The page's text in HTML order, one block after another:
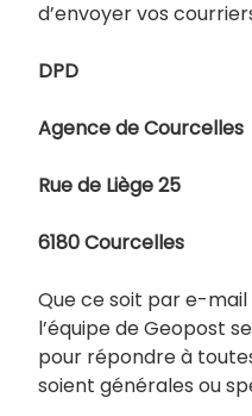
d’envoyer vos
DPD
Agence de Courcelles
Rue de Liège 25
6180 Courcelles
Que ce soit par e-
l’équipe de Geopost
pour répondre à
soient générales ou